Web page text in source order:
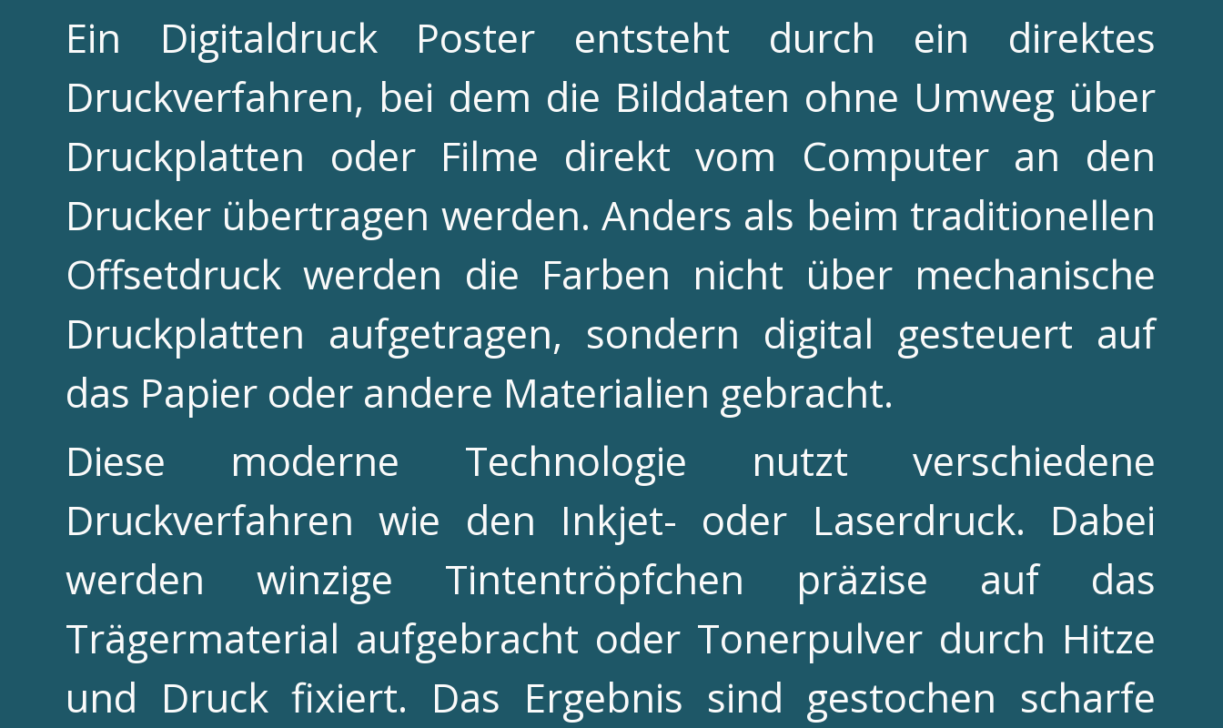
Ein Digitaldruck Poster entsteht durch ein direktes
Druckverfahren, bei dem die Bilddaten ohne Umweg über
Druckplatten oder Filme direkt vom Computer an den
Drucker übertragen werden. Anders als beim traditionellen
Offsetdruck werden die Farben nicht über mechanische
Druckplatten aufgetragen, sondern digital gesteuert auf
das Papier oder andere Materialien gebracht.
Diese moderne Technologie nutzt verschiedene
Druckverfahren wie den Inkjet- oder Laserdruck. Dabei
werden winzige Tintentröpfchen präzise auf das
Trägermaterial aufgebracht oder Tonerpulver durch Hitze
und Druck fixiert. Das Ergebnis sind gestochen scharfe